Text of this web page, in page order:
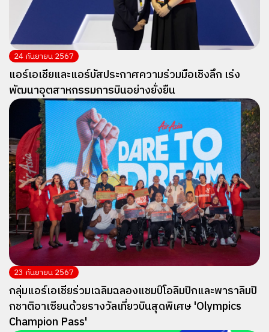
24 กันยายน 2567
แอร์เอเชียและแอร์บัสประกาศความร่วมมือเชิงลึก เร่ง
พัฒนาอุตสาหกรรมการบินอย่างยั่งยืน
23 กันยายน 2567
กลุ่มแอร์เอเชียร่วมเฉลิมฉลองแชมป์โอลิมปิกและพาราลิมปิ
กชาติอาเซียนด้วยรางวัลเที่ยวบินสุดพิเศษ 'Olympics
Champion Pass'